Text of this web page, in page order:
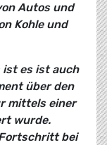
Autos und
Kohle und
ist es ist auch
über den
mittels einer
wurde.
bei